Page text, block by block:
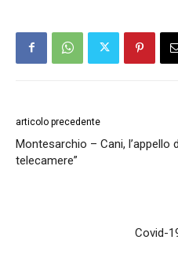
articolo precedente
Montesarchio – Cani, l’appello
telecamere”
Covid-